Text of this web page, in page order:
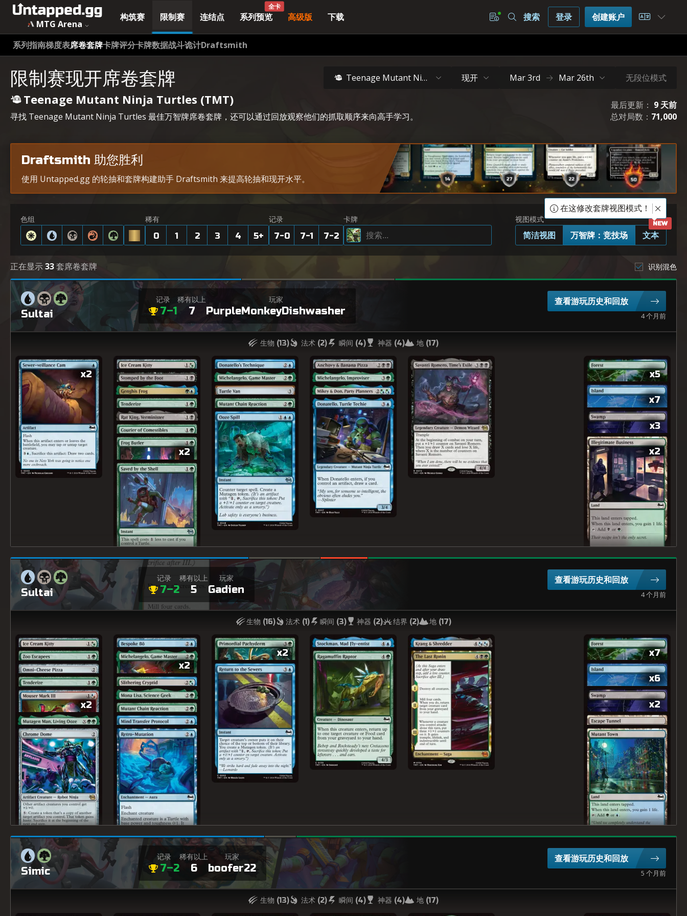
MTG Arena
构筑赛 限制赛 连结点 系列预览
全卡
高级版 下载 搜索 登录 创建账户 Choose
系列指南梯度表席卷套牌卡牌评分卡牌数据战斗诡计Draftsmith
限制赛现开席卷套牌 Teenage Mutant Ninja Turtles 现开 Mar 3rd Mar 26th 无段位模式
Teenage Mutant Ninja Turtles (TMT)
寻找 Teenage Mutant Ninja Turtles 最佳万智牌席卷套牌，还可以通过回放观察他们的抓取顺序来向高手学习。
最后更新： 9 天前
总对局数： 71,000
Draftsmith 助您胜利
使用 Untapped.gg 的轮抽和套牌构建助手 Draftsmith 来提高轮抽和现开水平。
色组
稀有
0
1 2 3 4 5+
记录
7-0
7-1 7-2
卡牌 视图模式
简洁视图 万智牌：竞技场 文本
在这修改套牌视图模式！
正在显示33套席卷套牌 识别混色
Sultai
记录
7–1
稀有以上
7
玩家
PurpleMonkeyDishwasher
查看游玩历史和回放
4 个月前
生物 (13) 法术 (2) 瞬间 (4) 神器 (4) 地 (17)
x2
x2
x5
x7
x3
x2
Sultai
记录
7–2
稀有以上
5
玩家
Gadien
查看游玩历史和回放
4 个月前
生物 (16) 法术 (1) 瞬间 (3) 神器 (2) 结界 (2) 地 (17)
x2
x2
x2 x7
x6
x2
Simic
记录
7–2
稀有以上
6
玩家
boofer22
查看游玩历史和回放
5 个月前
生物 (13) 法术 (2) 瞬间 (4) 神器 (4) 地 (17)